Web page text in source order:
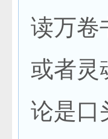
读万卷
或者灵
论是口